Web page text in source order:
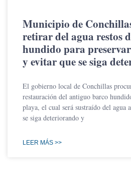
Municipio de
retirar del agua restos
hundido para
y evitar que se siga
El gobierno local de Conchillas
restauración del antiguo barco
playa, el cual será sustraído del agua
se siga deteriorando y
LEER MÁS >>